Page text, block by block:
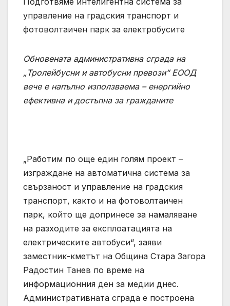
Обновената административна сграда на
„Тролейбусни и автобусни превози“ ЕООД
вече е напълно използваема – енергийно
ефективна и достъпна за гражданите
„Работим по още един голям проект –
изграждане на автоматична система за
свързаност и управление на градския
транспорт, както и на фотоволтаичен
парк, който ще допринесе за намаляване
на разходите за експлоатацията на
електрическите автобуси“, заяви
заместник-кметът на Община Стара Загора
Радостин Танев по време на
информационния ден за медии днес.
Административната сграда е построена